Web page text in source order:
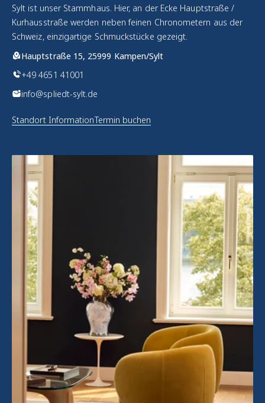
Sylt ist unser Stammhaus. Hier, an der Ecke Hauptstraße /
Kurhausstraße werden neben feinen Chronometern aus der
Schweiz, einzigartige Schmuckstücke gezeigt.
Hauptstraße 15, 25999 Kampen/Sylt
+49 4651 41001
info@spliedt-sylt.de
Standort InformationTermin buchen